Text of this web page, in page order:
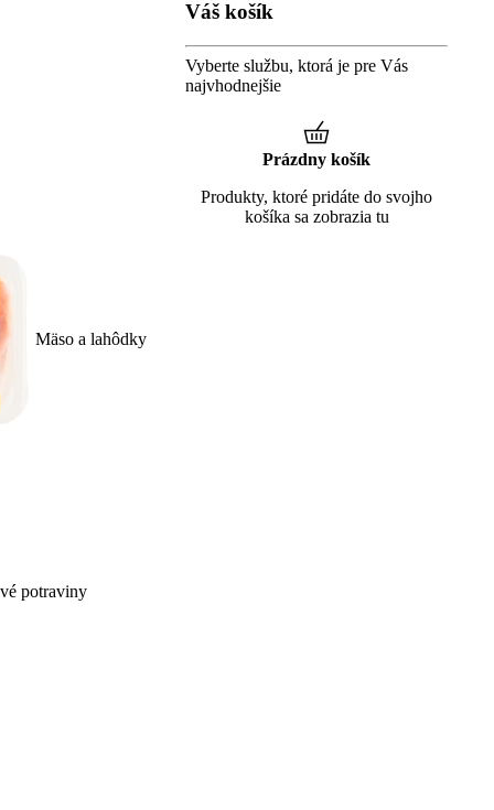
Mäso a lahôdky
potraviny
Váš košík
Vyberte službu, ktorá je pre Vás
najvhodnejšie
Prázdny košík
Produkty, ktoré pridáte do svojho
košíka sa zobrazia tu